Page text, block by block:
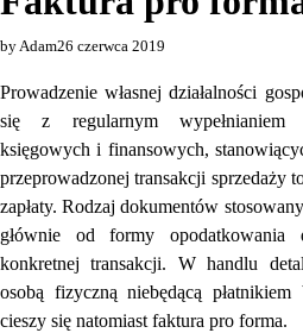
by Adam26 czerwca 2019
Prowadzenie własnej działalności
się z regularnym wypełnianiem
księgowych i finansowych,
przeprowadzonej transakcji sprzedaży
zapłaty. Rodzaj dokumentów
głównie od formy opodatkowania
konkretnej transakcji. W handlu
osobą fizyczną niebędącą
cieszy się natomiast faktura pro forma.